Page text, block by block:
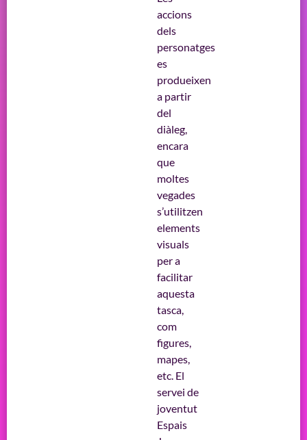
accions
dels
personatges
es
produeixen
a partir
del
diàleg,
encara
que
moltes
vegades
s’utilitzen
elements
visuals
per a
facilitar
aquesta
tasca,
com
figures,
mapes,
etc. El
servei de
joventut
Espais